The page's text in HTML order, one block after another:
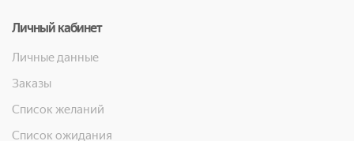
Личный кабинет
Личные данные
Заказы
Список желаний
Список ожидания